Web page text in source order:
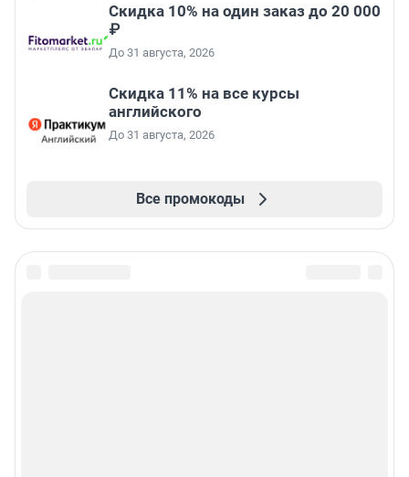
Скидка 10% на один заказ до 20 000
₽
До 31 августа, 2026
Скидка 11% на все курсы
английского
До 31 августа, 2026
Все промокоды